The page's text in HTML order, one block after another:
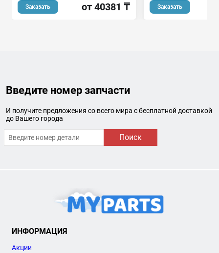
Заказать от 40381 ₸ Заказать
Введите номер запчасти
И получите предложения со всего мира с бесплатной доставкой
до Вашего города
Поиск
ИНФОРМАЦИЯ
Акции